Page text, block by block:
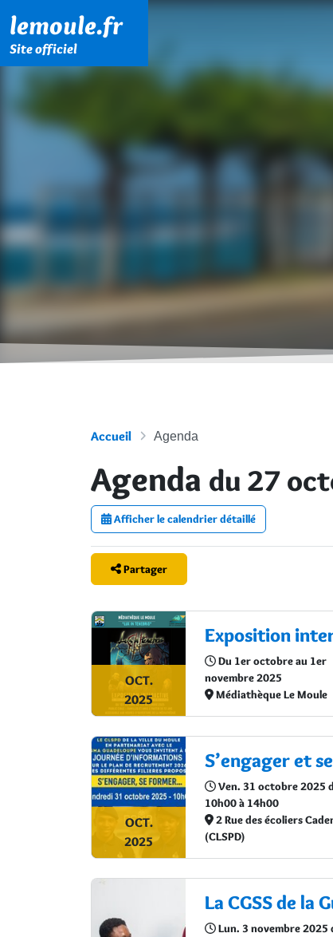
lemoule.fr
Site officiel
Accueil Agenda
Agenda du 27
Afficher le calendrier détaillé
Partager
OCT.
2025
Du 1er octobre au 1er
novembre 2025
Médiathèque Le Moule
OCT.
2025
Ven. 31 octobre 2025
10h00 à 14h00
2 Rue des écoliers
(CLSPD)
Lun. 3 novembre 2025